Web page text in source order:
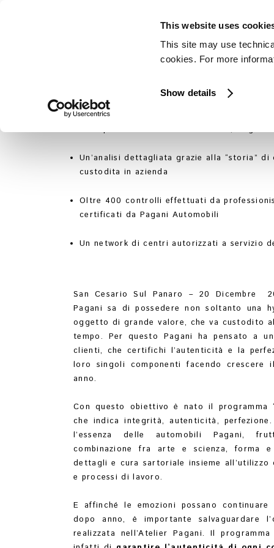
This website uses
This site may use
cookies. For more
Show details
L’AUTENTICITÀ E
Puroperché sinonimo di autentico,
Un’analisi dettagliata grazie alla “storia”
custodita in azienda
Oltre 400 controlli effettuati da
certificati da Pagani Automobili
Un network di centri autorizzati a servizio
San Cesario Sul Panaro – 20 Dicembre
Pagani sa di possedere non soltanto una
oggetto di grande valore, che va custodito
tempo. Per questo Pagani ha pensato a
clienti, che certifichi l’autenticità e la
loro singoli componenti facendo crescere
anno.
Con questo obiettivo è nato il programma
che indica integrità, autenticità,
l’essenza delle automobili Pagani,
combinazione fra arte e scienza, forma
dettagli e cura sartoriale insieme all’utilizzo
e processi di lavoro.
E affinché le emozioni possano
dopo anno, è importante salvaguardare
realizzata nell’Atelier Pagani. Il